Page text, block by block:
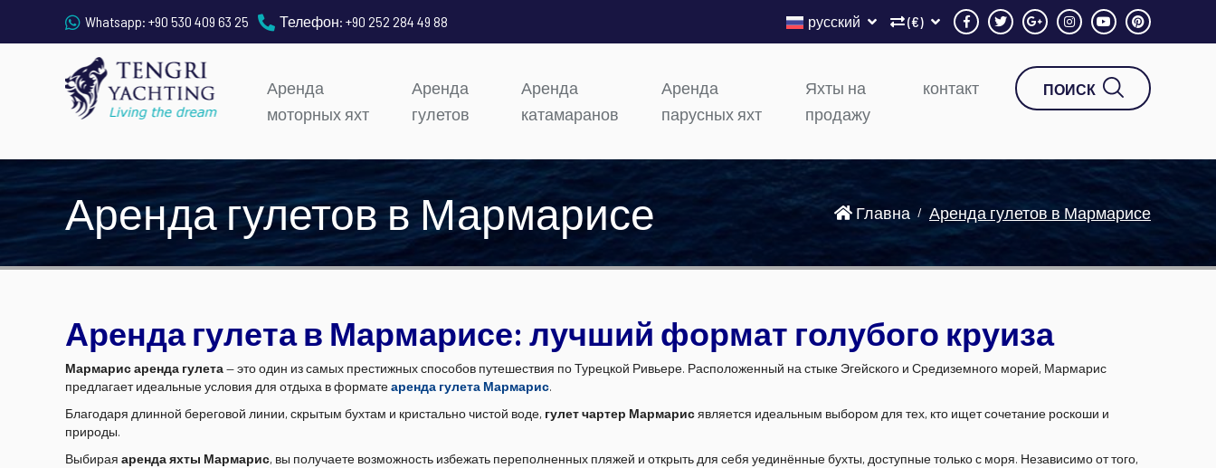
Whatsapp: +90 530 409 63 25 Телефон: +90 252 284 49 88 (€)
русский
Аренда
моторных яхт
Аренда
гулетов
Аренда
катамаранов
Аренда
парусных яхт
Яхты на
продажу
контакт ПОИСК
Аренда гулетов в Мармарисе Главна Аренда гулетов в Мармарисе
Аренда гулета в Мармарисе: лучший формат голубого круиза
Мармарис аренда гулета— это один из самых престижных способов путешествия по Турецкой Ривьере. Расположенный на стыке Эгейского и Средиземного морей, Мармарис
предлагает идеальные условия для отдыха в форматеаренда гулета Мармарис.
Благодаря длинной береговой линии, скрытым бухтам и кристально чистой воде, гулет чартер Мармарисявляется идеальным выбором для тех, кто ищет сочетание роскоши и
природы.
Выбирая аренда яхты Мармарис, вы получаете возможность избежать переполненных пляжей и открыть для себя уединённые бухты, доступные только с моря. Независимо от того,